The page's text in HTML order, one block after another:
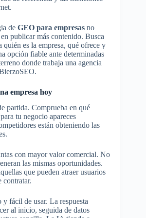
de GEO para empresas no
publicar más contenido. Busca
es la empresa, qué ofrece y
opción fiable ante determinadas
donde trabaja una agencia
empresa hoy
partida. Comprueba en qué
tu negocio apareces
están obteniendo las
con mayor valor comercial. No
las mismas oportunidades.
que pueden atraer usuarios
contratar.
fácil de usar. La respuesta
al inicio, seguida de datos